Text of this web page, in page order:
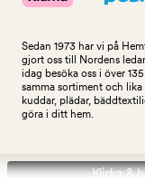
Sedan 1973 har vi på
gjort oss till Nordens
idag besöka oss i över
samma sortiment och
kuddar, plädar,
göra i ditt hem.
Klicka &